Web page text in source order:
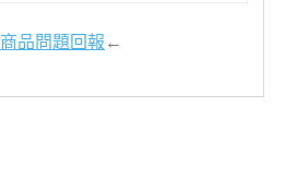
商品問題回報←